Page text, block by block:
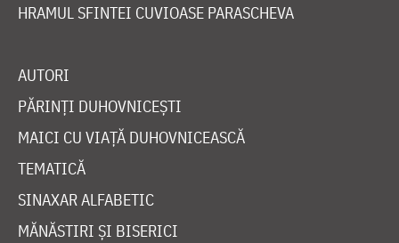
HRAMUL SFINTEI CUVIOASE PARASCHEVA
AUTORI
PĂRINȚI DUHOVNICEȘTI
MAICI CU VIAȚĂ DUHOVNICEASCĂ
TEMATICĂ
SINAXAR ALFABETIC
MĂNĂSTIRI ȘI BISERICI